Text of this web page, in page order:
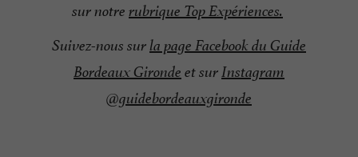
sur notre rubrique Top Expériences.
Suivez-nous surla page Facebook du Guide
Bordeaux Gironde et surInstagram
@guidebordeauxgironde